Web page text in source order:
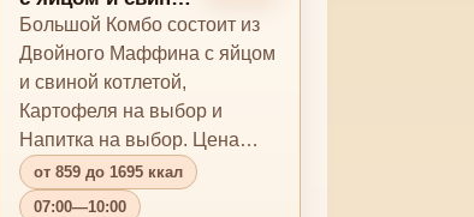
котлетой
Большой Комбо
Большой Комбо состоит из
Двойного Маффина с яйцом
и свиной котлетой,
Картофеля на выбор и
Напитка на выбор. Цена
Комбо может меняться в
зав…
от 859 до 1695 ккал
07:00—10:00